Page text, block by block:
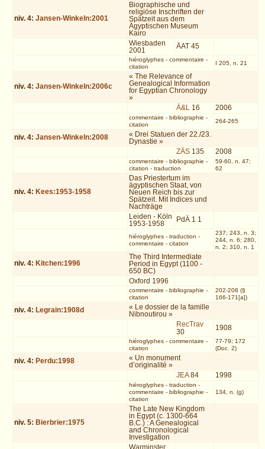
niv. 4:Jansen-Winkeln:2001
Biographische und
religiöse Inschriften der
Spätzeit aus dem
Ägyptischen Museum
Kairo
Wiesbaden
2001
ÄAT 45
hiéroglyphes- commentaire -
citation
I 205, n. 21
niv. 4:Jansen-Winkeln:2006c
« The Relevance of
Genealogical Information
for Egyptian Chronology
»
Ä&L 16 2006
commentaire - bibliographie -
citation
264-265
niv. 4:Jansen-Winkeln:2008
« Drei Statuen der 22./23.
Dynastie »
ZÄS 135 2008
commentaire - bibliographie -
citation - traduction
59-60, n. 47;
62
niv. 4: Kees:1953-1958
Das Priestertum im
ägyptischen Staat, von
Neuen Reich bis zur
Spätzeit. Mit Indices und
Nachträge
Leiden - Köln
1953-1958
PdÄ 1 1
hiéroglyphes- traduction -
commentaire - citation
237; 243, n. 3;
244, n. 6; 280,
n. 2; 310, n. 1
niv. 4: Kitchen:1996
The Third Intermediate
Period in Egypt (1100 -
650 BC)
Oxford 1996
commentaire - bibliographie -
citation
202-208 (§
166-171[a])
niv. 4: Legrain:1908d
« Le dossier de la famille
Nibnoutirou »
RecTrav
30
1908
hiéroglyphes- commentaire -
citation
77-79; 172
(Doc. 2)
niv. 4: Perdu:1998
« Un monument
d’originalité »
JEA84 1998
hiéroglyphes- traduction -
commentaire - bibliographie -
citation
134, n. (g)
niv. 5: Bierbrier:1975
The Late New Kingdom
in Egypt (c. 1300-664
B.C.) : A Genealogical
and Chronological
Investigation